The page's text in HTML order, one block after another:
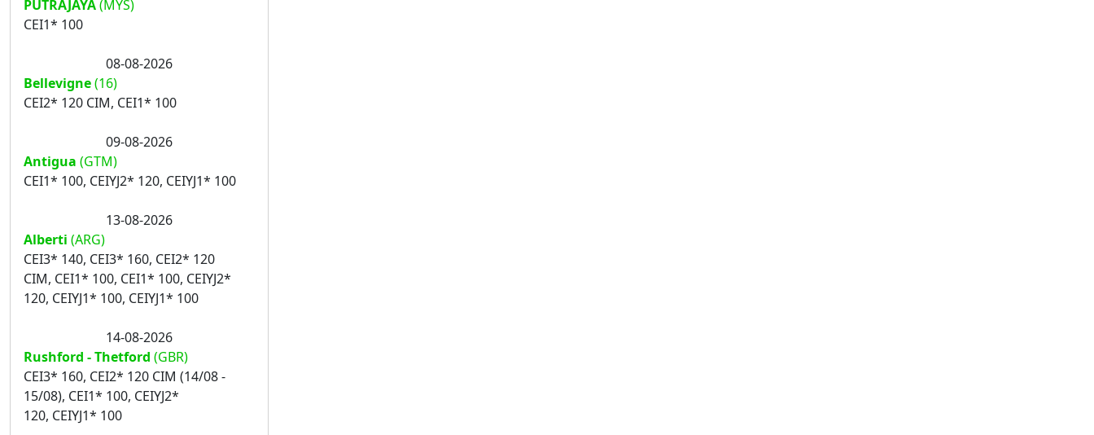
PUTRAJAYA(MYS)
CEI1* 100
08-08-2026
Bellevigne(16)
CEI2* 120 CIM, CEI1* 100
09-08-2026
Antigua (GTM)
CEI1* 100, CEIYJ2* 120, CEIYJ1* 100
13-08-2026
Alberti (ARG)
CEI3* 140, CEI3* 160, CEI2* 120
CIM, CEI1* 100, CEI1* 100, CEIYJ2*
120, CEIYJ1* 100, CEIYJ1* 100
14-08-2026
Rushford - Thetford (GBR)
CEI3* 160, CEI2* 120 CIM (14/08 -
15/08), CEI1* 100, CEIYJ2*
120, CEIYJ1* 100